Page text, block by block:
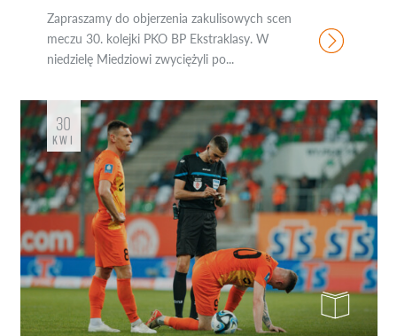
Zapraszamy do objerzenia zakulisowych scen
meczu 30. kolejki PKO BP Ekstraklasy. W
niedzielę Miedziowi zwyciężyli po...
30
KWI